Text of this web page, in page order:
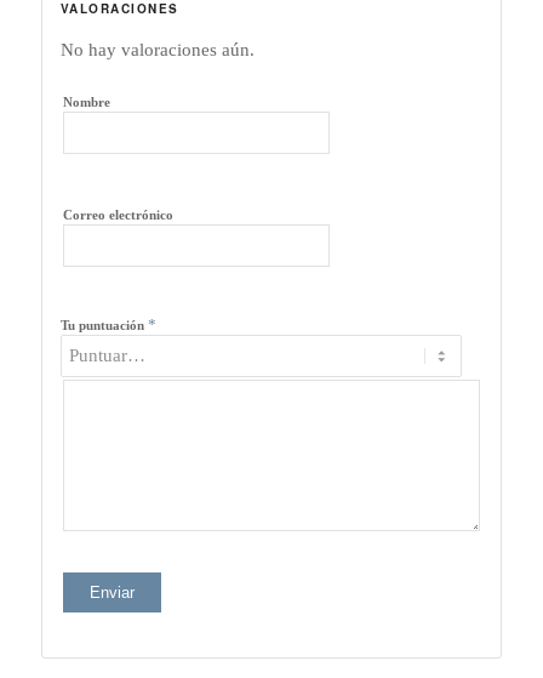
VALORACIONES
No hay valoraciones aún.
Nombre
Correo electrónico
Tu puntuación *